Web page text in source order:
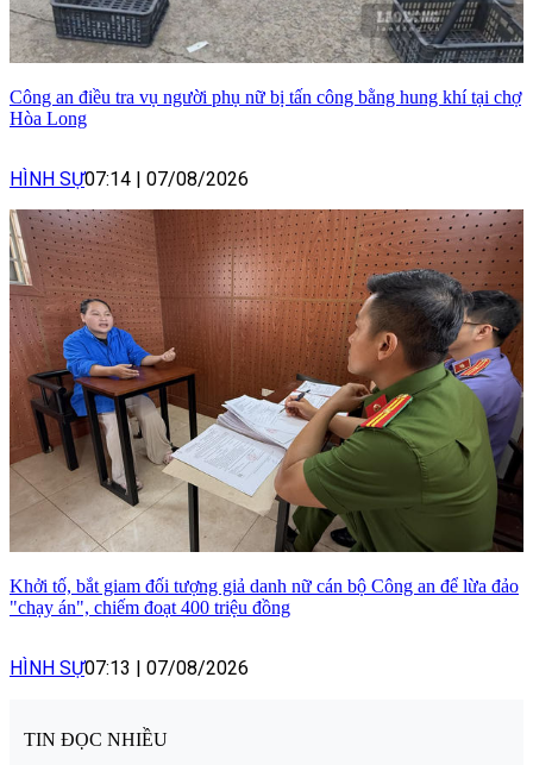
Công an điều tra vụ người phụ nữ bị tấn công bằng hung khí tại chợ
Hòa Long
HÌNH SỰ07:14 | 07/08/2026
Khởi tố, bắt giam đối tượng giả danh nữ cán bộ Công an để lừa đảo
"chạy án", chiếm đoạt 400 triệu đồng
HÌNH SỰ07:13 | 07/08/2026
TIN ĐỌC NHIỀU